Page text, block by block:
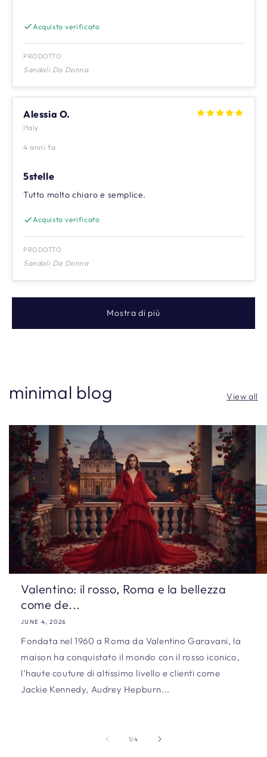
Acquisto verificato
PRODOTTO
Sandali Da Donna
Alessia O.
Italy
4 anni fa
5stelle
Tutto molto chiaro e semplice.
Acquisto verificato
PRODOTTO
Sandali Da Donna
Mostra di più
minimal blog View all
Valentino: il rosso, Roma e la bellezza
come de...
JUNE 4, 2026
Fondata nel 1960 a Roma da Valentino Garavani, la
maison ha conquistato il mondo con il rosso iconico,
l’haute couture di altissimo livello e clienti come
Jackie Kennedy, Audrey Hepburn...
1/of
4